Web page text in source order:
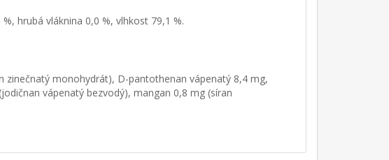
hrubá vláknina 0,0 %, vlhkost 79,1 %.
zinečnatý monohydrát), D-pantothenan vápenatý 8,4 mg,
vápenatý bezvodý), mangan 0,8 mg (síran